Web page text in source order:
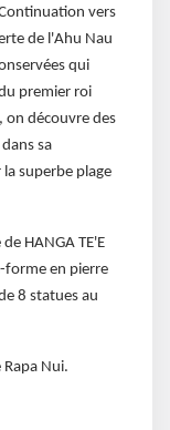
vers
de l'Ahu Nau
qui
premier roi
on découvre des
sa
superbe plage
HANGA TE'E
forme en pierre
8 statues au
Nui.